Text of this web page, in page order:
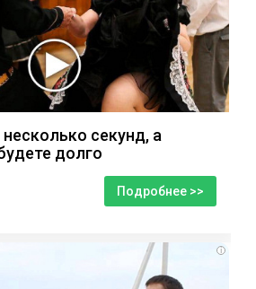
секунд, а
долго
Подробнее >>
i